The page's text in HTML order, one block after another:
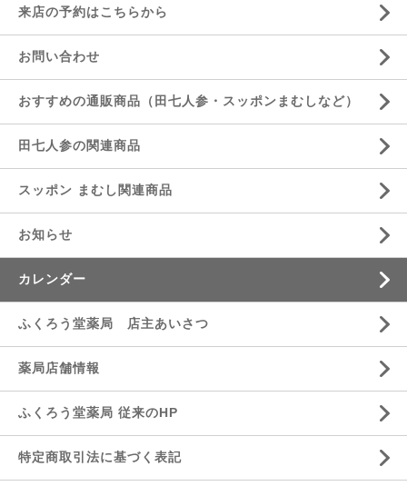
来店の予約はこちらから
お問い合わせ
おすすめの通販商品（田七人参・スッポンまむしなど）
田七人参の関連商品
スッポン まむし関連商品
お知らせ
カレンダー
ふくろう堂薬局 店主あいさつ
薬局店舗情報
ふくろう堂薬局 従来のHP
特定商取引法に基づく表記